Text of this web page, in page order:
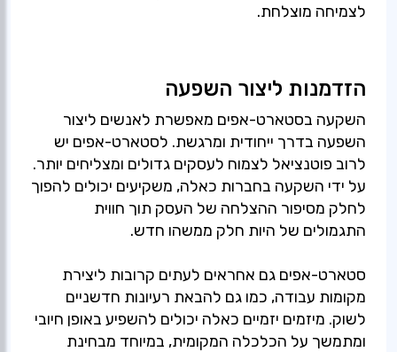
לצמיחה מוצלחת.
הזדמנות ליצור השפעה
השקעה בסטארט-אפים מאפשרת לאנשים ליצור
השפעה בדרך ייחודית ומרגשת. לסטארט-אפים יש
לרוב פוטנציאל לצמוח לעסקים גדולים ומצליחים יותר.
על ידי השקעה בחברות כאלה, משקיעים יכולים להפוך
לחלק מסיפור ההצלחה של העסק תוך חווית
סטארט-אפים גם אחראים לעתים קרובות ליצירת
מקומות עבודה, כמו גם להבאת רעיונות חדשניים
לשוק. מיזמים יזמיים כאלה יכולים להשפיע באופן חיובי
ומתמשך על הכלכלה המקומית, במיוחד מבחינת